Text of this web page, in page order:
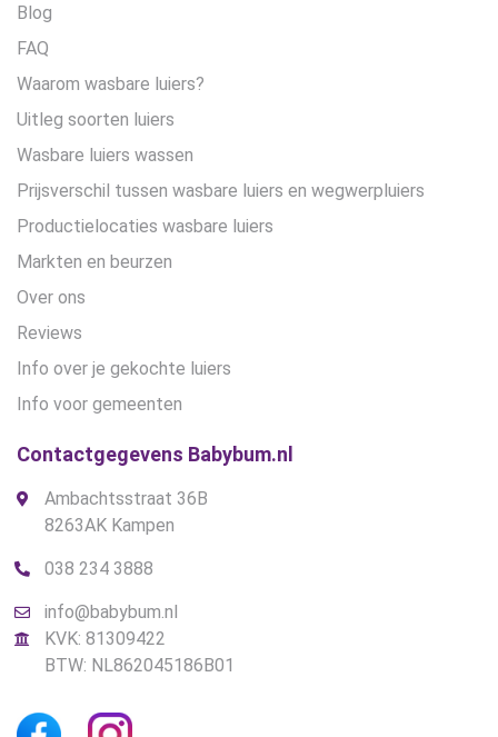
Blog
FAQ
Waarom wasbare luiers?
Uitleg soorten luiers
Wasbare luiers wassen
Prijsverschil tussen wasbare luiers en wegwerpluiers
Productielocaties wasbare luiers
Markten en beurzen
Over ons
Reviews
Info over je gekochte luiers
Info voor gemeenten
Contactgegevens Babybum.nl
Ambachtsstraat 36B
8263AK Kampen
038 234 3888
info@babybum.nl
KVK: 81309422
BTW: NL862045186B01